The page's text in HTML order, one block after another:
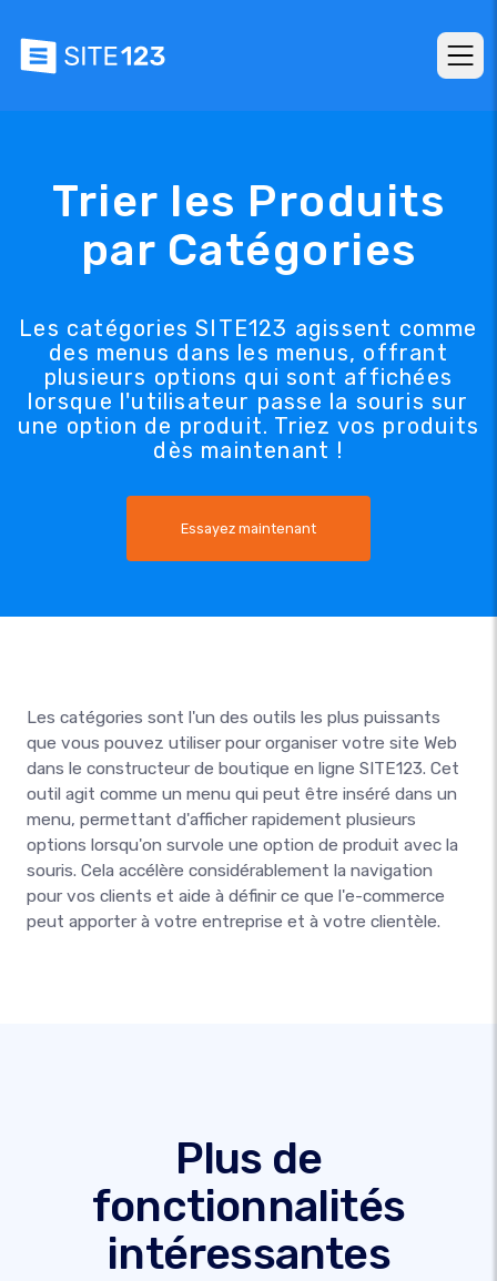
Trier les Produits
par Catégories
Les catégories SITE123 agissent comme
des menus dans les menus, offrant
plusieurs options qui sont affichées
lorsque l'utilisateur passe la souris sur
une option de produit. Triez vos produits
dès maintenant !
Essayez maintenant
Les catégories sont l'un des outils les plus puissants
que vous pouvez utiliser pour organiser votre site Web
dans le constructeur de boutique en ligne SITE123. Cet
outil agit comme un menu qui peut être inséré dans un
menu, permettant d'afficher rapidement plusieurs
options lorsqu'on survole une option de produit avec la
souris. Cela accélère considérablement la navigation
pour vos clients et aide à définir ce que l'e-commerce
peut apporter à votre entreprise et à votre clientèle.
Plus de
fonctionnalités
intéressantes